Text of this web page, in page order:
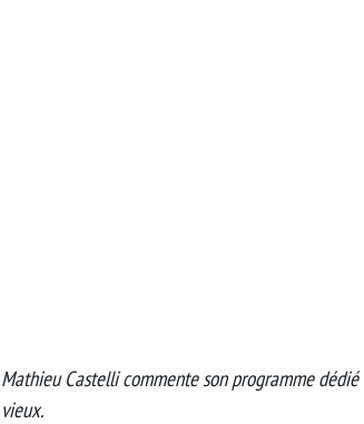
Mathieu Castelli commente son programme
vieux.